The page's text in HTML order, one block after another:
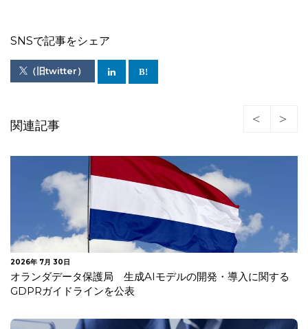
SNSで記事をシェア
（旧twitter）
関連記事
2026年 7月 24日
イタリア 年齢確認及びAIモデル事前学習に関する情報提供
の不備等で米国生成AI企業に…